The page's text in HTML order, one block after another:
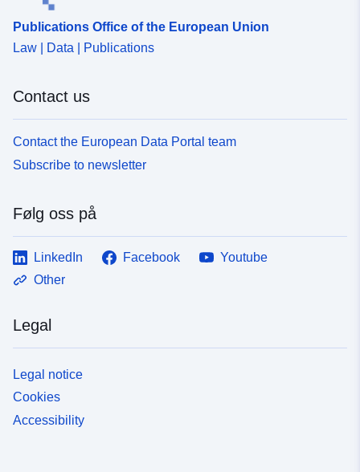
Publications Office of the European Union
Law | Data | Publications
Contact us
Contact the European Data Portal team
Subscribe to newsletter
Følg oss på
LinkedIn Facebook
Youtube
Other
Legal
Legal notice
Cookies
Accessibility